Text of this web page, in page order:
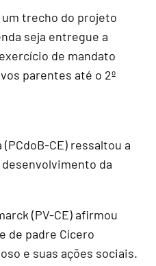
um trecho do projeto
seja entregue a
de mandato
parentes até o 2º
CE) ressaltou a
da
(PV-CE) afirmou
de padre Cícero
e suas ações sociais.